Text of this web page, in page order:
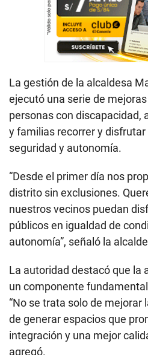
La gestión de la alcaldesa
ejecutó una serie de
personas con discapacidad,
y familias recorrer y
seguridad y autonomía.
“Desde el primer día nos
distrito sin exclusiones.
nuestros vecinos puedan
públicos en igualdad de
autonomía”, señaló la
La autoridad destacó que la
un componente
“No se trata solo de
de generar espacios que
integración y una mejor
agregó.